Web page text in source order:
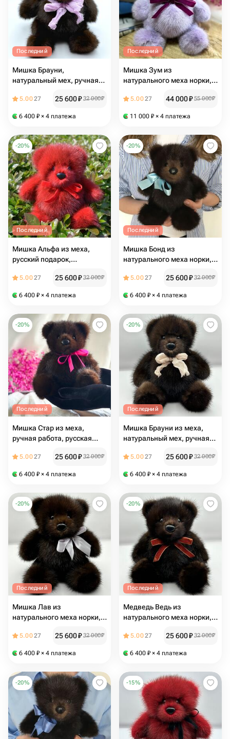
Последний
Мишка Брауни,
натуральный мех, ручная
подарок, выпускной
5.0027 25 600₽ 32 000₽
6 400 ₽ × 4 платежа
Последний
Мишка Зум из
натурального меха норки,
выпускной
5.0027 44 000₽ 55 000₽
11 000 ₽ × 4 платежа
-20%
Последний
Мишка Альфа из меха,
русский подарок,
5.0027 25 600₽ 32 000₽
6 400 ₽ × 4 платежа
-20%
Последний
Мишка Бонд из
натурального меха норки,
выпускной
5.0027 25 600₽ 32 000₽
6 400 ₽ × 4 платежа
-20%
Последний
Мишка Стар из меха,
ручная работа, русская
5.0027 25 600₽ 32 000₽
6 400 ₽ × 4 платежа
-20%
Последний
Мишка Брауни из меха,
натуральный мех, ручная
выпускной
5.0027 25 600₽ 32 000₽
6 400 ₽ × 4 платежа
-20%
Последний
Мишка Лав из
натурального меха норки,
выпускной
5.0027 25 600₽ 32 000₽
6 400 ₽ × 4 платежа
-20%
Последний
Медведь Ведь из
натурального меха норки,
5.0027 25 600₽ 32 000₽
6 400 ₽ × 4 платежа
-20% -15%